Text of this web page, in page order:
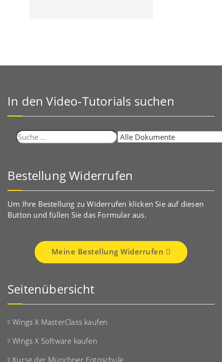
In den Video-Tutorials suchen
Suche
nach:
Bestellung Widerrufen
Um Ihre Bestellung zu Widerrufen klicken Sie auf diesen
Button und füllen Sie das Formular aus.
Meine Bestellung Widerrufen
Seitenübersicht
Wings X MasterClass kaufen
Wings X Software kaufen
Kurse der Münchner Fotoschule